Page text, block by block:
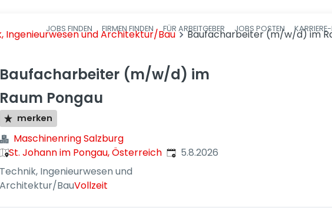
Haupt-Navigation
JOBS FINDEN FIRMEN FINDEN FÜR ARBEITGEBER JOBS POSTEN
Ingenieurwesen und Architektur/Bau Baufacharbeiter (m/w/d) im
Baufacharbeiter (m/w/d) im
Raum Pongau
merken
Maschinenring Salzburg
St. Johann im Pongau, Österreich Veröffentlicht
5.8.2026
Technik, Ingenieurwesen und
Architektur/BauVollzeit